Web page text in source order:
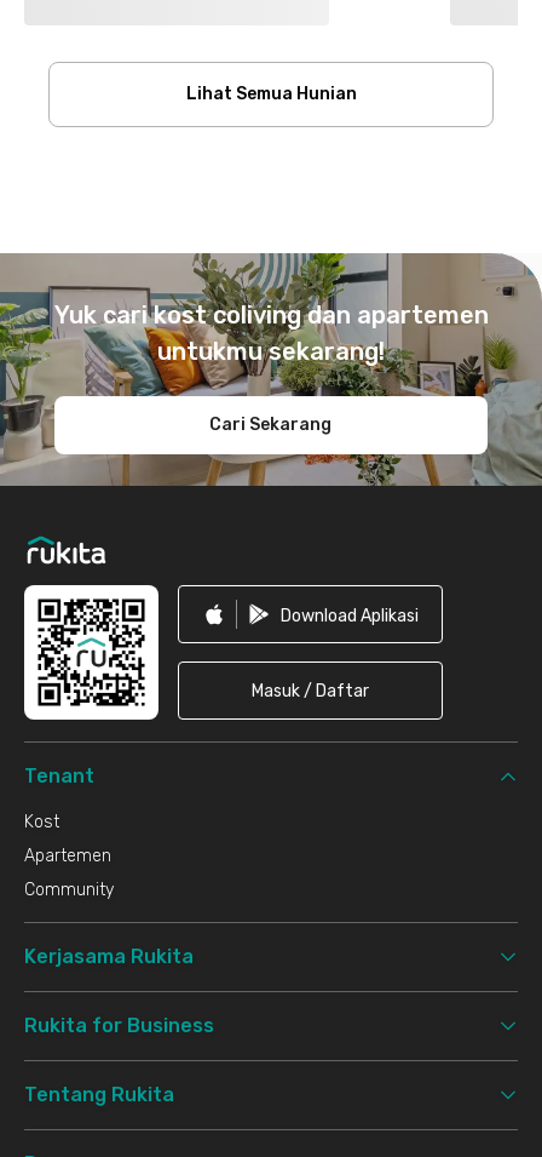
Lihat Semua Hunian
Yuk cari kost coliving dan apartemen
untukmu sekarang!
Cari Sekarang
Download Aplikasi
Masuk / Daftar
Tenant
Kost
Apartemen
Community
Kerjasama Rukita
Rukita for Business
Tentang Rukita